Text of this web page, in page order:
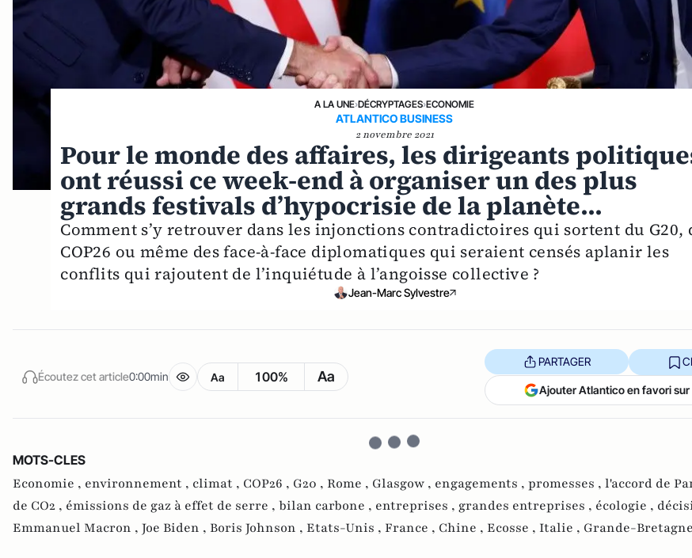
A LA UNE›DÉCRYPTAGES›ECONOMIE
ATLANTICO BUSINESS
2 novembre 2021
Pour le monde des affaires, les dirigeants
ont réussi ce week-end à organiser un des plus
grands festivals d’hypocrisie de la planète...
Comment s’y retrouver dans les injonctions contradictoires qui sortent du G20,
COP26 ou même des face-à-face diplomatiques qui seraient censés aplanir les
conflits qui rajoutent de l’inquiétude à l’angoisse collective ?
Jean-Marc Sylvestre
Écoutez cet article0:00min Aa 100% Aa
PARTAGER
Ajouter Atlantico en favori sur
MOTS-CLES
Economie , environnement , climat , COP26 , G20 , Rome , Glasgow , engagements , promesses , l'accord de
de CO2 , émissions de gaz à effet de serre , bilan carbone , entreprises , grandes entreprises , écologie ,
Emmanuel Macron , Joe Biden , Boris Johnson , Etats-Unis , France , Chine , Ecosse , Italie , Grande-Bretagne